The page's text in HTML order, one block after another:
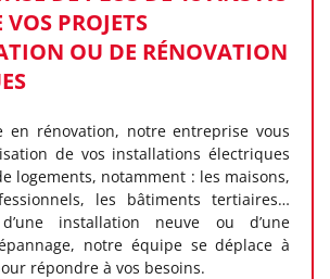
VOS PROJETS
OU DE RÉNOVATION
en rénovation, notre entreprise vous
de vos installations électriques
logements, notamment : les maisons,
les bâtiments tertiaires…
d’une installation neuve ou d’une
notre équipe se déplace à
répondre à vos besoins.